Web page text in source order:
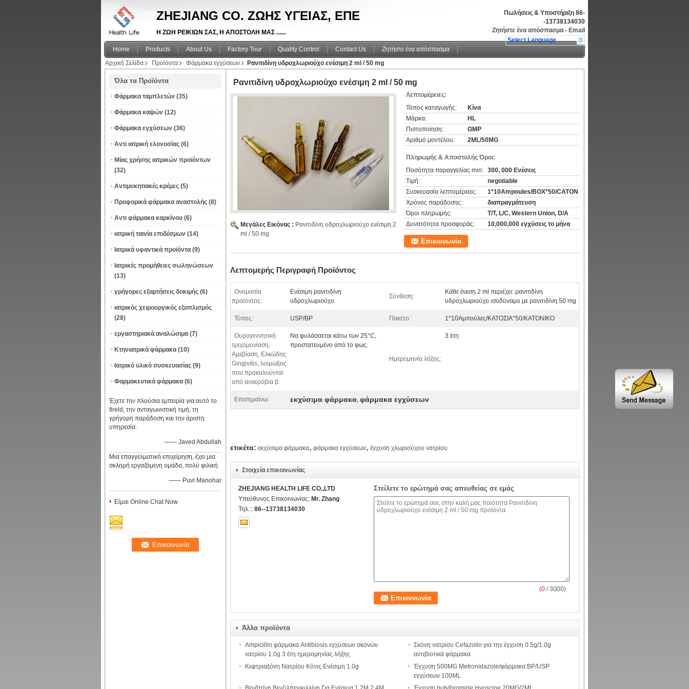
ZHEJIANG CO. ΖΩΗΣ ΥΓΕΙΑΣ, ΕΠΕ
Η ΖΩΗ ΡΕΙΚΙΩΝ ΣΑΣ, Η ΑΠΟΣΤΟΛΗ ΜΑΣ ......
Πωλήσεις & Υποστήριξη 86-
-13738134030
Ζητήστε ένα απόσπασμα - Email
Select Language
Home
Products About Us Factory Tour Quality Control Contact Us
Ζητήστε ένα απόσπασμα
Αρχική Σελίδα
Προϊόντα Φάρμακα εγχύσεων Ρανιτιδίνη υδροχλωριούχο ενέσιμη 2 ml / 50 mg
Όλα τα Προϊόντα
Φάρμακα ταμπλετών (35)
Φάρμακα καψών (12)
Φάρμακα εγχύσεων (36)
Αντι ιατρική ελονοσίας (6)
Μίας χρήσης ιατρικών προϊόντων
(32)
Αντιμυκητιακές κρέμες (5)
Προφορικά φάρμακα αναστολής (8)
Αντι φάρμακα καρκίνου (6)
ιατρική ταινία επιδέσμων (14)
Ιατρικά υφαντικά προϊόντα (9)
Ιατρικές προμήθειες σωληνώσεων
(13)
γρήγορες εξαρτήσεις δοκιμής (6)
ιατρικός χειρουργικός εξοπλισμός
(28)
εργαστηριακά αναλώσιμα (7)
Κτηνιατρικά φάρμακα (10)
Ιατρικό υλικό συσκευασίας (9)
Φαρμακευτικά φάρμακα (6)
Έχετε την πλούσια εμπειρία για αυτό το
fireld, την ανταγωνιστική τιμή, τη
γρήγορη παράδοση και την άριστη
υπηρεσία.
—— Javed Abdullah
Μια επαγγελματική επιχείρηση, έχει μια
σκληρή εργαζόμενη ομάδα, πολύ φιλική
—— Puvi Manohar
Είμαι Online Chat Now
Ρανιτιδίνη υδροχλωριούχο ενέσιμη 2 ml / 50 mg
Μεγάλες Εικόνας : Ρανιτιδίνη υδροχλωριούχο ενέσιμη 2
ml / 50 mg
Λεπτομέρειες:
Τόπος καταγωγής:
Κίνα
Μάρκα:
HL
Πιστοποίηση:
GMP
Αριθμό μοντέλου:
2ML/50MG
Πληρωμής & Αποστολής Όροι:
Ποσότητα παραγγελίας min: 300, 000 Ενέσεις
Τιμή:
negotiable
Συσκευασία λεπτομέρειες:
1*10Ampoules/BOX*50/CATON
Χρόνος παράδοσης:
διαπραγμάτευση
Όροι πληρωμής:
T/T, L/C, Western Union, D/A
Δυνατότητα προσφοράς:
10,000,000 εγχύσεις το μήνα
Επικοινωνία
Λεπτομερής Περιγραφή Προϊόντος
Ονομασία
προϊόντος:
Ενέσιμη ρανιτιδίνη
υδροχλωριούχο
Σύνθεση:
Κάθε ένεση 2 ml περιέχει: ρανιτιδίνη
υδροχλωριούχο ισοδύναμο με ρανιτιδίνη 50 mg
Τύπος: USP/BP Πακέτο: 1*10Αμπούλες/ΚΑΤΟΣΙΑ*50/ΚΑΤΟΝΙΚΟ
Ουρογεννητική
τριχομονίαση,
Αμεβίαση, Ελκώδης
Gingivitis, λοιμώξεις
που προκαλούνται
από αναερόβια β:
Να φυλάσσεται κάτω των 25°C,
προστατευμένο από το φως.
Ημερομηνία λήξης:
3 έτη
Επισημαίνω: εκχύσιμα φάρμακα, φάρμακα εγχύσεων
ετικέτα: εκχύσιμα φάρμακα, φάρμακα εγχύσεων, έγχυση χλωριούχου νατρίου
Στοιχεία επικοινωνίας
ZHEJIANG HEALTH LIFE CO.,LTD
Υπεύθυνος Επικοινωνίας: Mr. Zhang
Τηλ.:: 86--13738134030
Στείλετε το ερώτημά σας απευθείας σε εμάς
(0 / 3000)
Άλλα προϊόντα
Ampicillin φάρμακα Antibiosis εγχύσεων σκονών
νατρίου 1.0g 3 έτη ημερομηνίας λήξης
Σκόνη νατρίου Cefazolin για την έγχυση 0.5g/1.0g
αντιβιοτικά φάρμακα
Κεφτριαξόνη Νατρίου Κόνις Ενέσιμη 1.0g
Έγχυση 500MG Metronidazole/φάρμακα BP/USP
εγχύσεων 100ML